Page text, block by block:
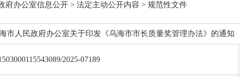
府办公室信息公开 > 法定主动公开内容 > 规范性文件
市人民政府办公室关于印发《乌海市市长质量奖管理办法》的通知
2025-07189